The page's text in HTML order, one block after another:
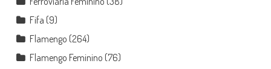
Fifa (9)
Flamengo (264)
Flamengo Feminino (76)